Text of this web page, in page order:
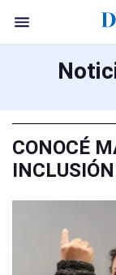
CONOCÉ
INCLUSIÓN